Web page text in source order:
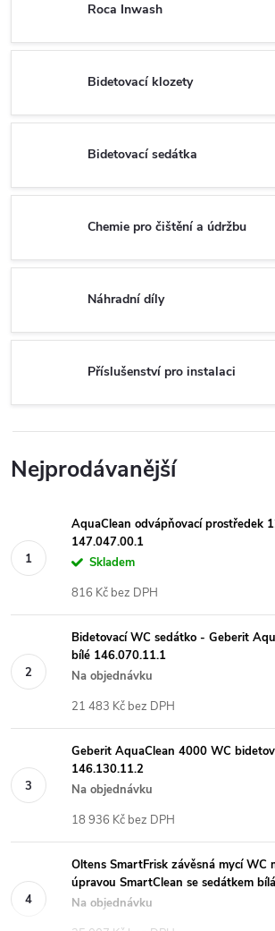
Roca Inwash
Bidetovací klozety
Bidetovací sedátka
Chemie pro čištění a údržbu
Náhradní díly
Příslušenství pro instalaci
Nejprodávanější
AquaClean odvápňovací prostředek
147.047.00.1
Skladem
816 Kč bez DPH
Bidetovací WC sedátko - Geberit
bílé 146.070.11.1
Na objednávku
21 483 Kč bez DPH
Geberit AquaClean 4000 WC
146.130.11.2
Na objednávku
18 936 Kč bez DPH
Oltens SmartFrisk závěsná mycí WC
úpravou SmartClean se sedátkem
Na objednávku